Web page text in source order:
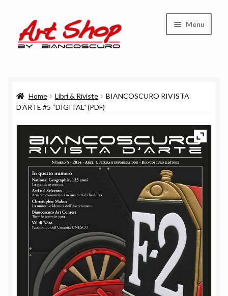
alla
navigazione
al
contenuto
Menu
Carrello
Cassa
Chi siamo
Home Libri & Riviste
BIANCOSCURO RIVISTA
D’ARTE #5 “DIGITAL” (PDF)